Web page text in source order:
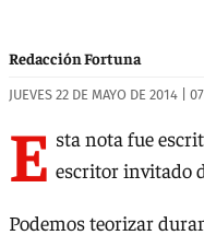
Redacción Fortuna
JUEVES 22 DE MAYO DE 2014 |
E sta nota fue
escritor invitado
Podemos teorizar